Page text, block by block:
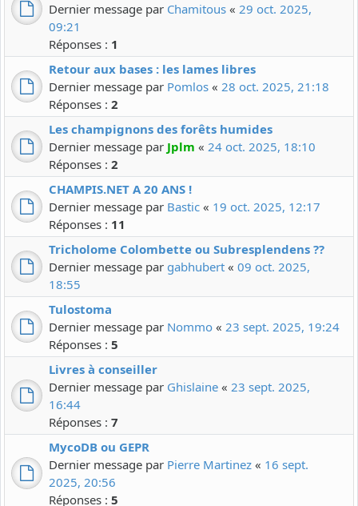
Dernier message par Chamitous « 29 oct. 2025,
09:21
Réponses : 1
Retour aux bases : les lames libres
Dernier message par Pomlos « 28 oct. 2025, 21:18
Réponses : 2
Les champignons des forêts humides
Dernier message par Jplm « 24 oct. 2025, 18:10
Réponses : 2
CHAMPIS.NET A 20 ANS !
Dernier message par Bastic « 19 oct. 2025, 12:17
Réponses : 11
Tricholome Colombette ou Subresplendens ??
Dernier message par gabhubert « 09 oct. 2025,
18:55
Tulostoma
Dernier message par Nommo « 23 sept. 2025, 19:24
Réponses : 5
Livres à conseiller
Dernier message par Ghislaine « 23 sept. 2025,
16:44
Réponses : 7
MycoDB ou GEPR
Dernier message par Pierre Martinez « 16 sept.
2025, 20:56
Réponses : 5